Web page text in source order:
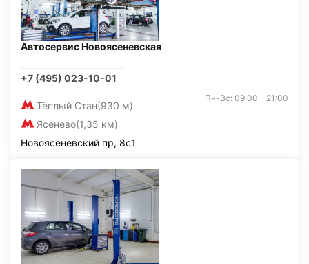
Автосервис Новоясеневская
+7 (495) 023-10-01
Тёплый Стан(930 м)
Ясенево(1,35 км)
Пн-Вс: 09:00 - 21:00
Новоясеневский пр, 8с1